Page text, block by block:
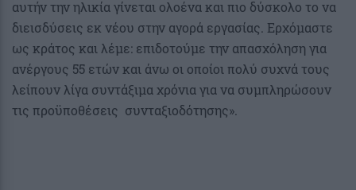
αυτήν την ηλικία γίνεται ολοένα και πιο δύσκολο το να
διεισδύσεις εκ νέου στην αγορά εργασίας. Ερχόμαστε
ως κράτος και λέμε: επιδοτούμε την απασχόληση για
ανέργους 55 ετών και άνω οι οποίοι πολύ συχνά τους
λείπουν λίγα συντάξιμα χρόνια για να συμπληρώσουν
τις προϋποθέσεις συνταξιοδότησης».